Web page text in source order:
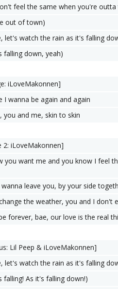
feel the same when you're
out of town)
let's watch the rain as it's falling
falling down, yeah)
iLoveMakonnen]
I wanna be again and again
you and me, skin to skin
2: ​iLoveMakonnen]
you want me and you know I feel
leave you, by your side
the weather, you and I don't
forever, bae, our love is the real
Lil Peep & ​iLoveMakonnen]
let's watch the rain as it's falling
falling! As it's falling down!)